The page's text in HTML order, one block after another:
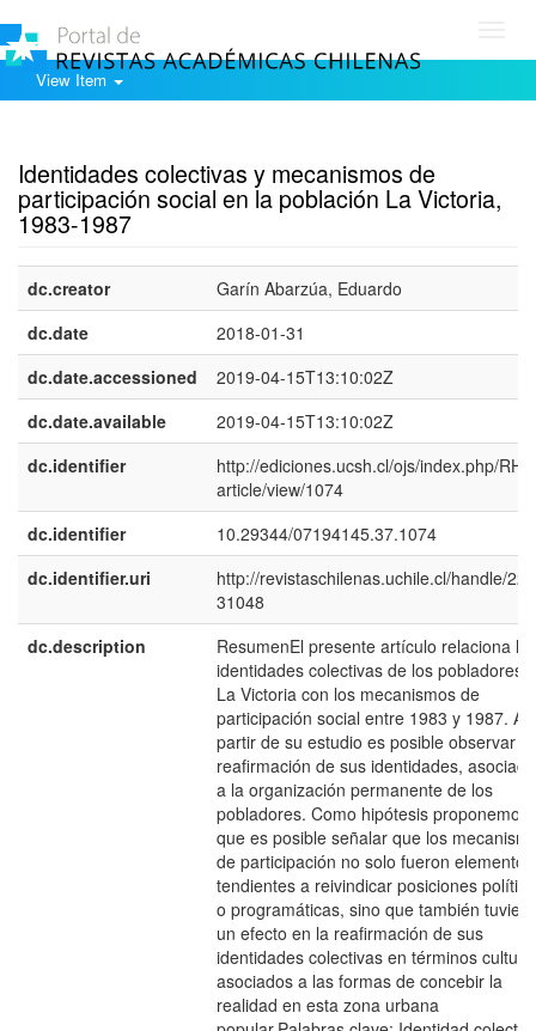
View Item
Identidades colectivas y mecanismos de
participación social en la población La Victoria,
1983-1987
dc.creator
Garín Abarzúa, Eduardo
dc.date
2018-01-31
dc.date.accessioned
2019-04-15T13:10:02Z
dc.date.available
2019-04-15T13:10:02Z
dc.identifier
http://ediciones.ucsh.cl/ojs/index.php/
article/view/1074
dc.identifier
10.29344/07194145.37.1074
dc.identifier.uri
http://revistaschilenas.uchile.cl/handle/
31048
dc.description
ResumenEl presente artículo relaciona las
identidades colectivas de los pobladores
La Victoria con los mecanismos de
participación social entre 1983 y 1987. A
partir de su estudio es posible observar la
reafirmación de sus identidades,
a la organización permanente de los
pobladores. Como hipótesis proponemos
que es posible señalar que los
de participación no solo fueron elementos
tendientes a reivindicar posiciones
o programáticas, sino que también
un efecto en la reafirmación de sus
identidades colectivas en términos
asociados a las formas de concebir la
realidad en esta zona urbana